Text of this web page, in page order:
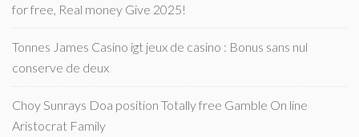
for free, Real money Give 2025!
Tonnes James Casino igt jeux de casino : Bonus sans nul
conserve de deux
Choy Sunrays Doa position Totally free Gamble On line
Aristocrat Family